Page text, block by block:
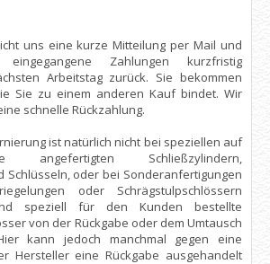
uns eine kurze Mitteilung per Mail und
Zahlungen kurzfristig
Arbeitstag zurück. Sie bekommen
Sie zu einem anderen Kauf bindet. Wir
schnelle Rückzahlung.
ist natürlich nicht bei speziellen auf
angefertigten Schließzylindern,
Schlüsseln, oder bei Sonderanfertigungen
oder Schrägstulpschlössern
speziell für den Kunden bestellte
von der Rückgabe oder dem Umtausch
kann jedoch manchmal gegen eine
Hersteller eine Rückgabe ausgehandelt